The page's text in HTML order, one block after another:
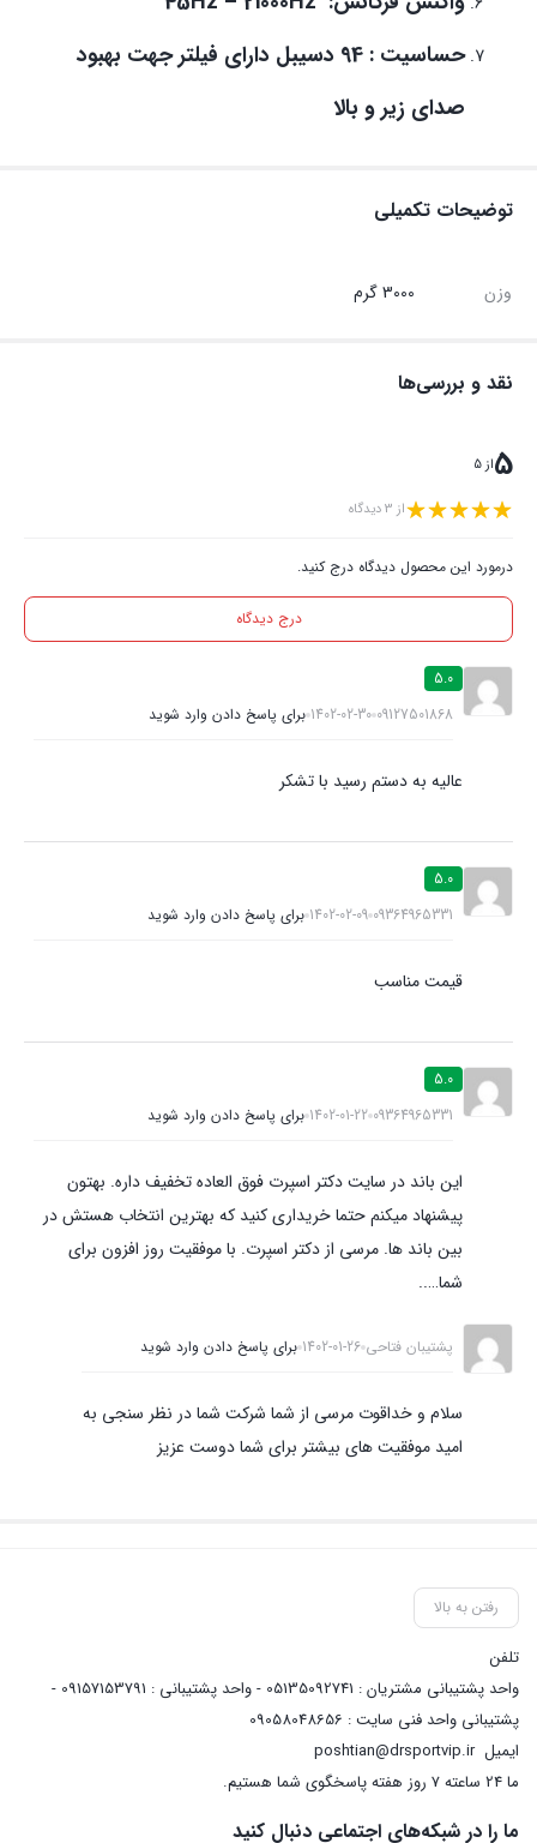
حساسیت : 94 دسیبل دارای فیلتر جهت بهبود
صدای زیر و بالا
توضیحات تکمیلی
وزن 3000 گرم
نقد و بررسی‌ها
5از 5
از 3 دیدگاه
درمورد این محصول دیدگاه درج کنید.
درج دیدگاه
5.0
09127501868
1402-02-30 برای پاسخ دادن وارد شوید
عالیه به دستم رسید با تشکر
5.0
09364965331
1402-02-09 برای پاسخ دادن وارد شوید
قیمت مناسب
5.0
09364965331
1402-01-22 برای پاسخ دادن وارد شوید
این باند در سایت دکتر اسپرت فوق العاده تخفیف داره. بهتون
پیشنهاد میکنم حتما خریداری کنید که بهترین انتخاب هستش در
بین باند ها. مرسی از دکتر اسپرت. با موفقیت روز افزون برای
شما…..
پشتیبان فتاحی 1402-01-26 برای پاسخ دادن وارد شوید
سلام و خداقوت مرسی از شما شرکت شما در نظر سنجی به
امید موفقیت های بیشتر برای شما دوست عزیز
رفتن به بالا
تلفن
واحد پشتیبانی مشتریان : 05135092741 - واحد پشتیبانی : 09157153791 -
پشتیبانی واحد فنی سایت : 09058048656
ایمیلposhtian@drsportvip.ir
ما 24 ساعته 7 روز هفته پاسخگوی شما هستیم.
ما را در شبکه‌های اجتماعی دنبال کنید